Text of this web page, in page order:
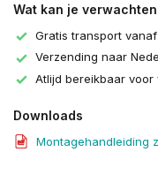
Wat kan je
Gratis transport
Verzending naar
Atlijd bereikbaar
Downloads
Montagehandleiding